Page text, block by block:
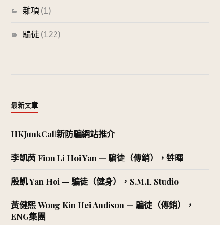
雜項(1)
騙徒(122)
最新文章
HKJunkCall新防騙網站推介
李凱茵 Fion Li Hoi Yan — 騙徒（傳銷），甡暉
殷凱 Yan Hoi — 騙徒（健身），S.M.L Studio
黃健熙 Wong Kin Hei Andison — 騙徒（傳銷），
ENG集團